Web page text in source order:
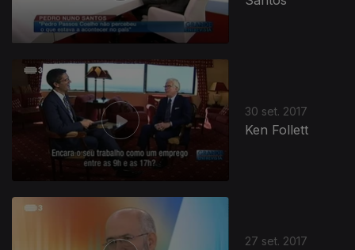
30 set. 2017
Ken Follett
27 set. 2017